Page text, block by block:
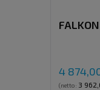
4
(netto: 3